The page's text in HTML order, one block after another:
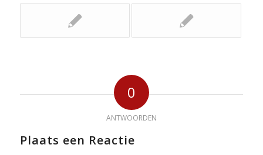
0
ANTWOORDEN
Plaats een Reactie